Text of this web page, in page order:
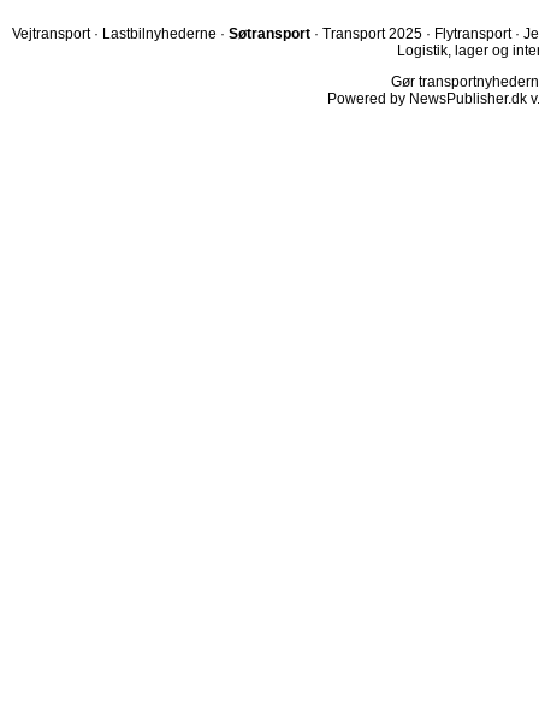
Vejtransport · Lastbilnyhederne · Søtransport · Transport 2025 · Flytransport ·
Logistik, lager og
Gør
Powered by NewsPublisher.dk